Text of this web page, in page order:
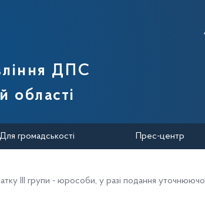
України
ДПС
області
Для громадськості Прес-центр
ІІІ групи - юрособи, у разі подання